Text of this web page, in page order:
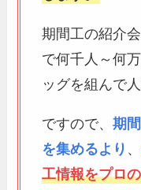
期間工の紹介
で何千人～何
ッグを組んで
ですので、期
を集めるより 、
工情報をプロ